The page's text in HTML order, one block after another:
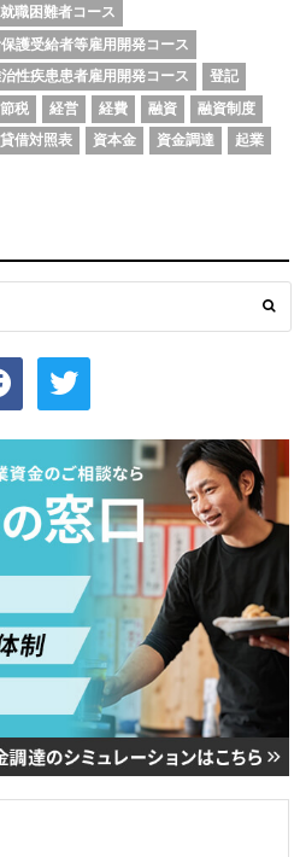
職困難者コース
護受給者等雇用開発コース
性疾患患者雇用開発コース
登記
節税 経営 経費 融資
融資制度
貸借対照表 資本金 資金調達
起業
twitter